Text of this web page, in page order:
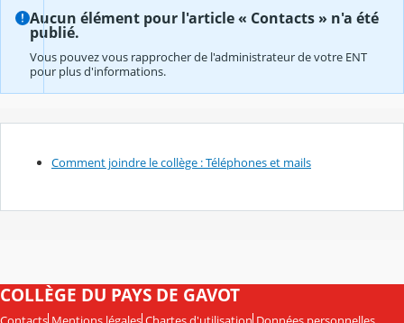
Aucun élément pour l'article « Contacts » n'a été
publié.
Vous pouvez vous rapprocher de l'administrateur de votre ENT
pour plus d'informations.
Comment joindre le collège : Téléphones et mails
COLLÈGE DU PAYS DE GAVOT